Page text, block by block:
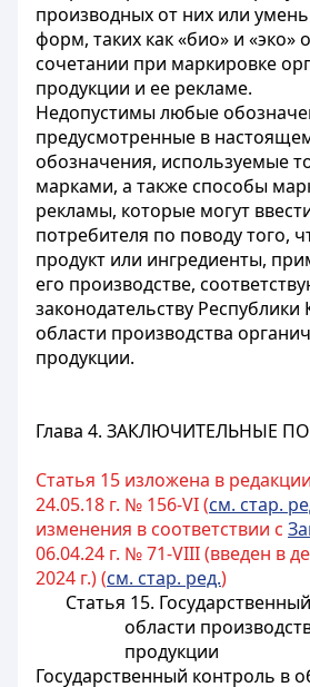
производных от них или
форм, таких как «био» и «эко»
сочетании при маркировке
продукции и ее рекламе.
Недопустимы любые
предусмотренные в
обозначения, используемые
марками, а также способы
рекламы, которые могут
потребителя по поводу того,
продукт или ингредиенты,
его производстве,
законодательству Республики
области производства
продукции.
Глава 4. ЗАКЛЮЧИТЕЛЬНЫЕ
Статья 15 изложена в редакции
24.05.18 г. № 156-VI (см. стар.
изменения в соответствии с
06.04.24 г. № 71-VIII (введен в
2024 г.) (см. стар. ред.)
Статья 15.
области
продукции
Государственный контроль в